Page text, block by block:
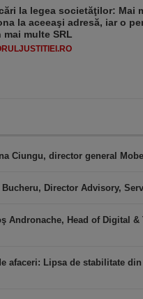
la legea societăţilor: Mai
la aceeaşi adresă, iar o
mai multe SRL
Ciungu, director general
Director Advisory,
Andronache, Head of Digital
afaceri: Lipsa de stabilitate